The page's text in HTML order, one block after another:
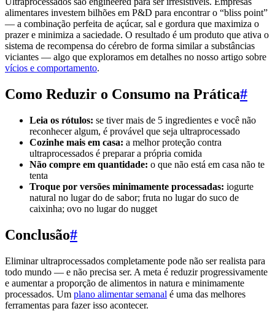
alimentares investem bilhões em P&D para encontrar o “bliss point”
— a combinação perfeita de açúcar, sal e gordura que maximiza o
prazer e minimiza a saciedade. O resultado é um produto que ativa o
sistema de recompensa do cérebro de forma similar a substâncias
viciantes — algo que exploramos em detalhes no nosso artigo sobre
vícios e comportamento.
Como Reduzir o Consumo na Prática#
Leia os rótulos: se tiver mais de 5 ingredientes e você não
reconhecer algum, é provável que seja ultraprocessado
Cozinhe mais em casa: a melhor proteção contra
ultraprocessados é preparar a própria comida
Não compre em quantidade: o que não está em casa não te
tenta
Troque por versões minimamente processadas: iogurte
natural no lugar do de sabor; fruta no lugar do suco de
caixinha; ovo no lugar do nugget
Conclusão#
Eliminar ultraprocessados completamente pode não ser realista para
todo mundo — e não precisa ser. A meta é reduzir progressivamente
e aumentar a proporção de alimentos in natura e minimamente
processados. Um plano alimentar semanal é uma das melhores
ferramentas para fazer isso acontecer.